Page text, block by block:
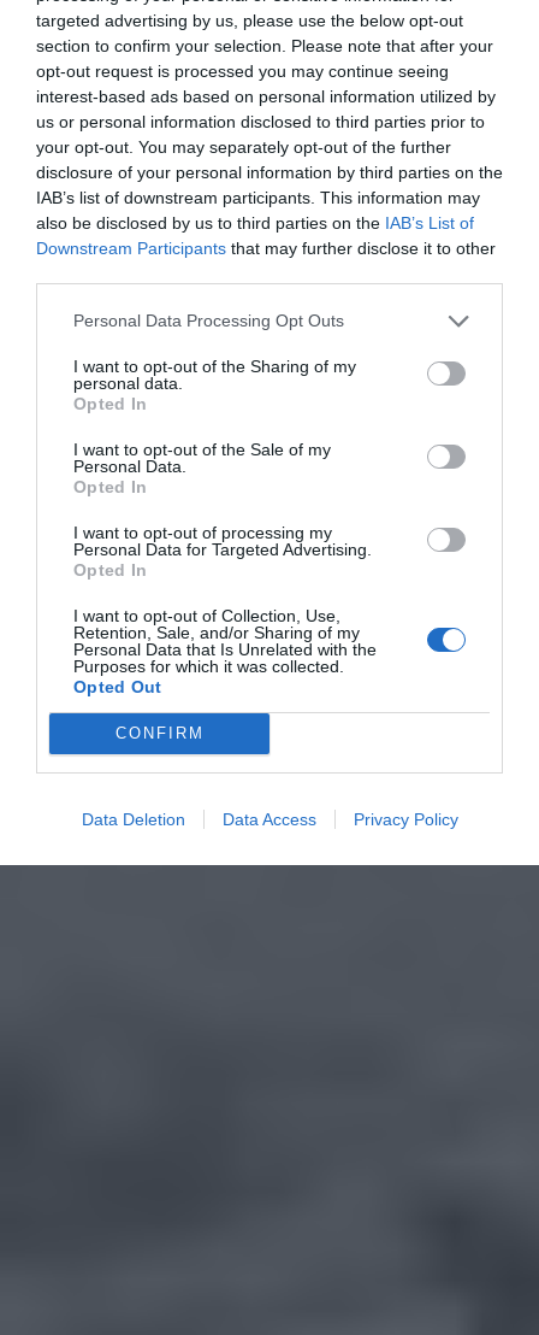
targeted advertising by us, please use the below opt-out
section to confirm your selection. Please note that after your
opt-out request is processed you may continue seeing
interest-based ads based on personal information utilized by
us or personal information disclosed to third parties prior to
your opt-out. You may separately opt-out of the further
disclosure of your personal information by third parties on the
IAB’s list of downstream participants. This information may
also be disclosed by us to third parties on the IAB’s List of
Downstream Participants that may further disclose it to other
Personal Data Processing Opt Outs
I want to opt-out of the Sharing of my
personal data.
Opted In
I want to opt-out of the Sale of my
Personal Data.
Opted In
I want to opt-out of processing my
Personal Data for Targeted Advertising.
Opted In
I want to opt-out of Collection, Use,
Retention, Sale, and/or Sharing of my
Personal Data that Is Unrelated with the
Purposes for which it was collected.
Opted Out
CONFIRM
Data Deletion Data Access Privacy Policy